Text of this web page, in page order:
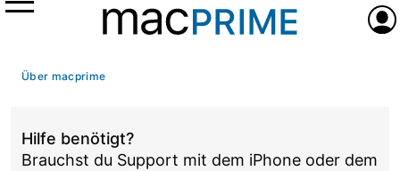
Menü
Über macprime
Hilfe benötigt?
Brauchst du Support mit dem iPhone oder dem